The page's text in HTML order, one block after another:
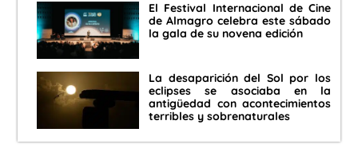
El Festival Internacional de Cine
de Almagro celebra este sábado
la gala de su novena edición
La desaparición del Sol por los
eclipses se asociaba en la
antigüedad con acontecimientos
terribles y sobrenaturales